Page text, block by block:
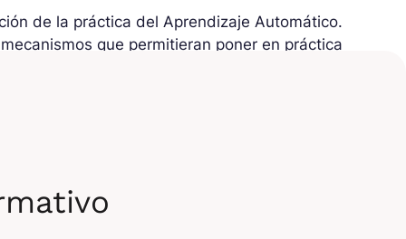
de la práctica del Aprendizaje Automático.
que permitieran poner en práctica